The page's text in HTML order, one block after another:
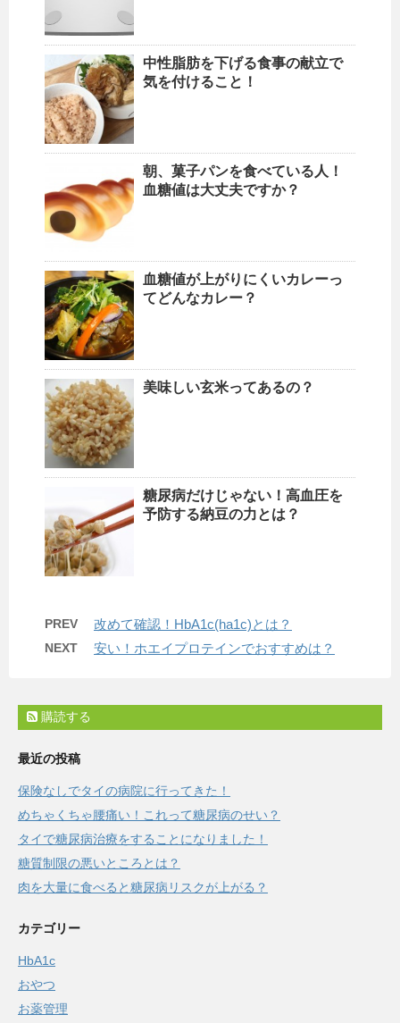
中性脂肪を下げる食事の献立で
気を付けること！
朝、菓子パンを食べている人！
血糖値は大丈夫ですか？
血糖値が上がりにくいカレーっ
てどんなカレー？
美味しい玄米ってあるの？
糖尿病だけじゃない！高血圧を
予防する納豆の力とは？
PREV 改めて確認！HbA1c(ha1c)とは？
NEXT 安い！ホエイプロテインでおすすめは？
購読する
最近の投稿
保険なしでタイの病院に行ってきた！
めちゃくちゃ腰痛い！これって糖尿病のせい？
タイで糖尿病治療をすることになりました！
糖質制限の悪いところとは？
肉を大量に食べると糖尿病リスクが上がる？
カテゴリー
HbA1c
おやつ
お薬管理